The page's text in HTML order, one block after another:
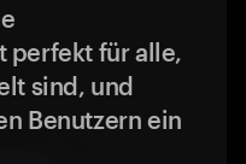
perfekt für alle,
sind, und
Benutzern ein